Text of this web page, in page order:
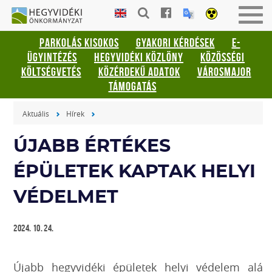
Gyorsbillentyűk
listája
Keresés:
"S"
Bejelentkezés:
be-
HEGYVIDÉKI
ÖNKORMÁNYZAT
PARKOLÁS KISOKOS GYAKORI KÉRDÉSEK
E-
ÜGYINTÉZÉS
HEGYVIDÉKI KÖZLÖNY
KÖZÖSSÉGI
KÖLTSÉGVETÉS
KÖZÉRDEKŰ ADATOK
VÁROSMAJOR
TÁMOGATÁS
Aktuális Hírek
ÚJABB ÉRTÉKES
ÉPÜLETEK KAPTAK HELYI
VÉDELMET
2024. 10. 24.
Újabb hegyvidéki épületek helyi védelem alá